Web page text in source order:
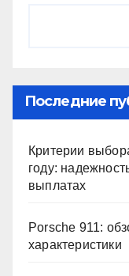
Последние
Критерии
году:
выплатах
Porsche 911:
характеристики